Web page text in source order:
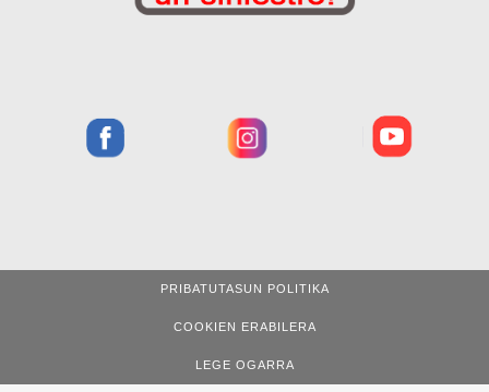
PRIBATUTASUN POLITIKA
COOKIEN ERABILERA
LEGE OGARRA